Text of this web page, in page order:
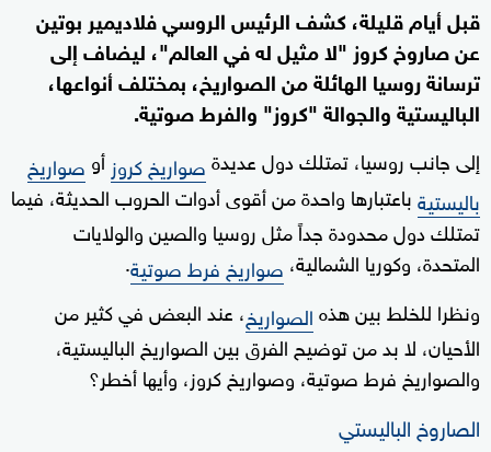
قبل أيام قليلة، كشف الرئيس الروسي فلاديمير بوتين
عن صاروخ كروز "لا مثيل له في العالم"، ليضاف إلى
ترسانة روسيا الهائلة من الصواريخ، بمختلف أنواعها،
الباليستية والجوالة "كروز" والفرط صوتية.
إلى جانب روسيا، تمتلك دول عديدةصواريخ كروز أو صواريخ
باليستيةباعتبارها واحدة من أقوى أدوات الحروب الحديثة، فيما
تمتلك دول محدودة جداً مثل روسيا والصين والولايات
المتحدة، وكوريا الشمالية، صواريخ فرط صوتية.
ونظرا للخلط بين هذهالصواريخ، عند البعض في كثير من
الأحيان، لا بد من توضيح الفرق بين الصواريخ الباليستية،
والصواريخ فرط صوتية، وصواريخ كروز، وأيها أخطر؟
الصاروخ الباليستي